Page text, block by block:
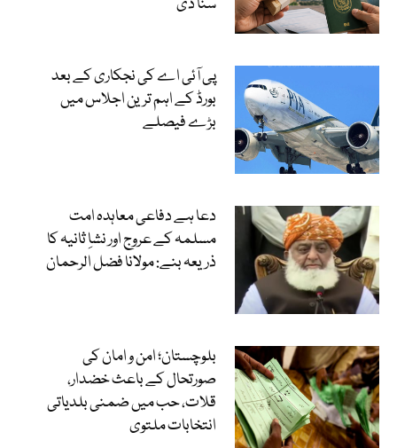
سنا دی
پی آئی اے کی نجکاری کے بعد
بورڈ کے اہم ترین اجلاس میں
بڑے فیصلے
دعا ہے دفاعی معاہدہ امت
مسلمہ کے عروج اور نشاِ ثانیہ کا
ذریعہ بنے: مولانا فضل الرحمان
بلوچستان؛ امن و امان کی
صورتحال کے باعث خضدار،
قلات، حب میں ضمنی بلدیاتی
انتخابات ملتوی